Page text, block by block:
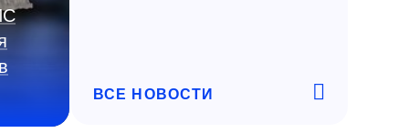
ВСЕ НОВОСТИ